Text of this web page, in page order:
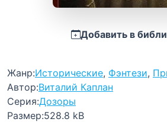
Добавить в
Жанр:Исторические, Фэнтези,
Автор:Виталий Каплан
Серия:Дозоры
Размер:528.8 kB